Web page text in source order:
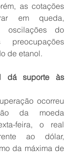
as cotações
em queda,
oscilações do
de etanol.
dá suporte às
ocorreu
da moeda
feira, o real
ao dólar,
da máxima de